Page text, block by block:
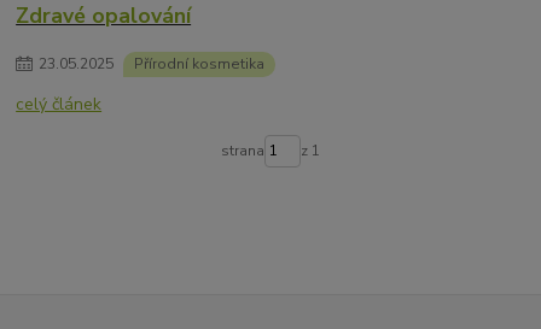
Zdravé opalování
23.05.2025 Přírodní kosmetika
celý článek
strana z 1